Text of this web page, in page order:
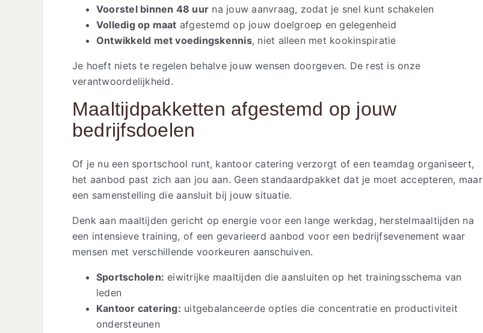
Voorstel binnen 48 uur na jouw aanvraag, zodat je snel kunt schakelen
Volledig op maat afgestemd op jouw doelgroep en gelegenheid
Ontwikkeld met voedingskennis, niet alleen met kookinspiratie
Je hoeft niets te regelen behalve jouw wensen doorgeven. De rest is onze
verantwoordelijkheid.
Maaltijdpakketten afgestemd op jouw
bedrijfsdoelen
Of je nu een sportschool runt, kantoor catering verzorgt of een teamdag organiseert,
het aanbod past zich aan jou aan. Geen standaardpakket dat je moet accepteren, maar
een samenstelling die aansluit bij jouw situatie.
Denk aan maaltijden gericht op energie voor een lange werkdag, herstelmaaltijden na
een intensieve training, of een gevarieerd aanbod voor een bedrijfsevenement waar
mensen met verschillende voorkeuren aanschuiven.
Sportscholen: eiwitrijke maaltijden die aansluiten op het trainingsschema van
leden
Kantoor catering: uitgebalanceerde opties die concentratie en productiviteit
ondersteunen